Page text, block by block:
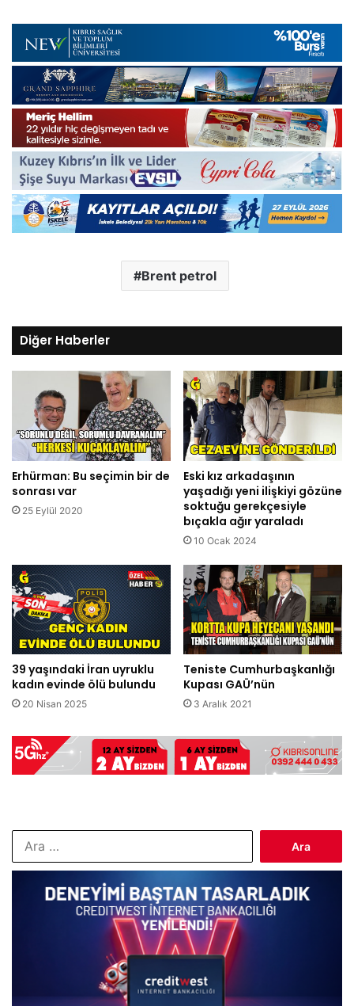
Brent petrol
Diğer Haberler
Erhürman: Bu seçimin bir de
sonrası var
25 Eylül 2020
Eski kız arkadaşının
yaşadığı yeni ilişkiyi gözüne
soktuğu gerekçesiyle
bıçakla ağır yaraladı
10 Ocak 2024
39 yaşındaki İran uyruklu
kadın evinde ölü bulundu
20 Nisan 2025
Teniste Cumhurbaşkanlığı
Kupası GAÜ’nün
3 Aralık 2021